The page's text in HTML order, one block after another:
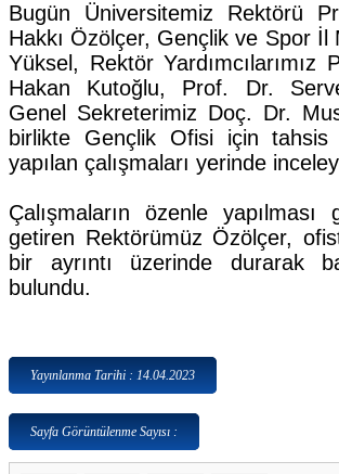
Bugün Üniversitemiz Rektörü
Hakkı Özölçer, Gençlik ve Spor İl
Yüksel, Rektör Yardımcılarımız
Hakan Kutoğlu, Prof. Dr.
Genel Sekreterimiz Doç. Dr.
birlikte Gençlik Ofisi için tahsis
yapılan çalışmaları yerinde
Çalışmaların özenle yapılması
getiren Rektörümüz Özölçer,
bir ayrıntı üzerinde durarak
bulundu.
Yayınlanma Tarihi : 14.04.2023
Sayfa Görüntülenme Sayısı :